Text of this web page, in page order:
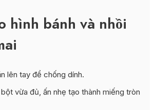
hình bánh và nhồi
lên tay để chống dính.
vừa đủ, ấn nhẹ tạo thành miếng tròn